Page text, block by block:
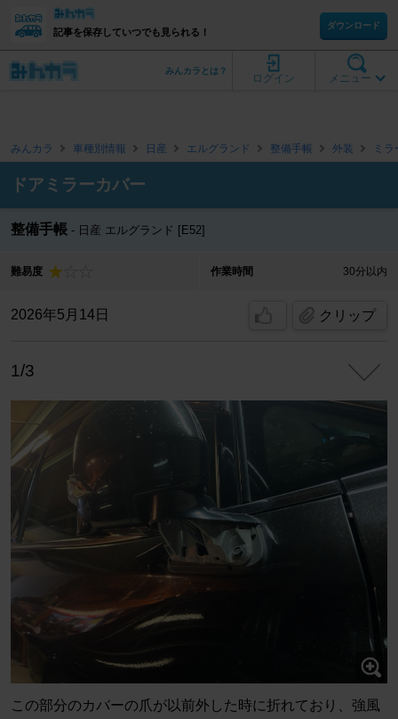
記事を保存していつでも見られる！
ダウンロード
メニュー
ログイン
みんカラとは？
みんカラ 車種別情報 日産 エルグランド 整備手帳 外装 ミラ
ドアミラーカバー
整備手帳 日産 エルグランド [E52]
難易度 作業時間 30分以内
2026年5月14日 クリップ
1/3
この部分のカバーの爪が以前外した時に折れており、強風